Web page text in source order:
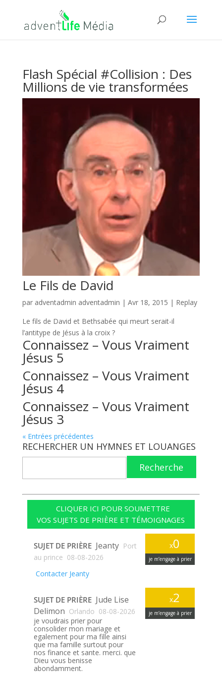
Flash Spécial #Collision : Des
Millions de vie transformées
Le Fils de David
par adventadmin adventadmin | Avr 18, 2015 | Replay
Le fils de David et Bethsabée qui meurt serait-il
l’antitype de Jésus à la croix ?
Connaissez – Vous Vraiment
Jésus 5
Connaissez – Vous Vraiment
Jésus 4
Connaissez – Vous Vraiment
Jésus 3
« Entrées précédentes
RECHERCHER UN HYMNES ET LOUANGES
Recherche
CLIQUER ICI POUR SOUMETTRE
VOS SUJETS DE PRIÈRE ET TÉMOIGNAGES
x0
je m’engage à prier
SUJET DE PRIÈRE Jeanty Port
au prince 08-08-2026
Contacter Jeanty
x2
je m’engage à prier
SUJET DE PRIÈRE Jude Lise
Delimon Orlando 08-08-2026
je voudrais prier pour
consolider mon mariage et
egalement pour ma fille ainsi
que ma famille surtout pour
nos finance et sante. merci. que
Dieu vous benisse
abondamment.